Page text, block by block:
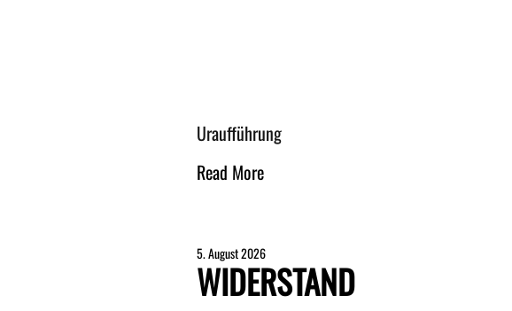
Uraufführung
Read More
5. August 2026
WIDERSTAND